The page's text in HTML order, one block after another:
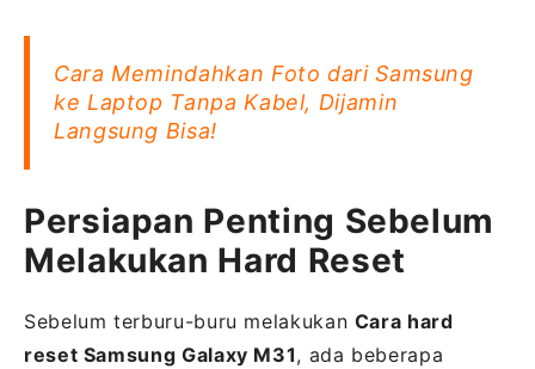
Cara Memindahkan Foto dari Samsung
ke Laptop Tanpa Kabel, Dijamin
Langsung Bisa!
Persiapan Penting Sebelum
Melakukan Hard Reset
Sebelum terburu-buru melakukan Cara hard
reset Samsung Galaxy M31, ada beberapa